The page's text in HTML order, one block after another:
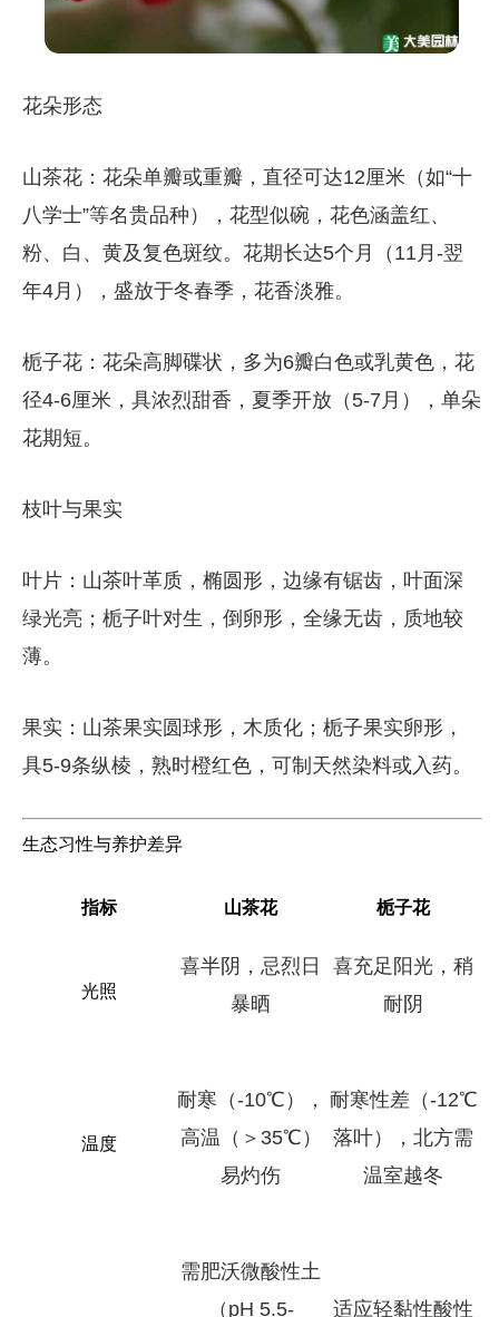
花朵形态
山茶花：花朵单瓣或重瓣，直径可达12厘米（如“十
八学士”等名贵品种），花型似碗，花色涵盖红、
粉、白、黄及复色斑纹。花期长达5个月（11月-翌
年4月），盛放于冬春季，花香淡雅。
栀子花：花朵高脚碟状，多为6瓣白色或乳黄色，花
径4-6厘米，具浓烈甜香，夏季开放（5-7月），单朵
花期短。
枝叶与果实
叶片：山茶叶革质，椭圆形，边缘有锯齿，叶面深
绿光亮；栀子叶对生，倒卵形，全缘无齿，质地较
薄。
果实：山茶果实圆球形，木质化；栀子果实卵形，
具5-9条纵棱，熟时橙红色，可制天然染料或入药。
生态习性与养护差异
指标 山茶花 栀子花
光照
喜半阴，忌烈日
暴晒
喜充足阳光，稍
耐阴
温度
耐寒（-10℃），
高温（＞35℃）
易灼伤
耐寒性差（-12℃
落叶），北方需
温室越冬
需肥沃微酸性土
（pH 5.5-
适应轻黏性酸性